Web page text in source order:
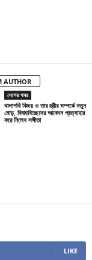
AUTHOR
দেশের খবর
থালাপথি বিজয় ও তার স্ত্রীর সম্পর্কে নতুন
মোড়, বিবাহবিচ্ছেদের আবেদন প্রত্যাহার
করে নিলেন সঙ্গীতা
LIKE